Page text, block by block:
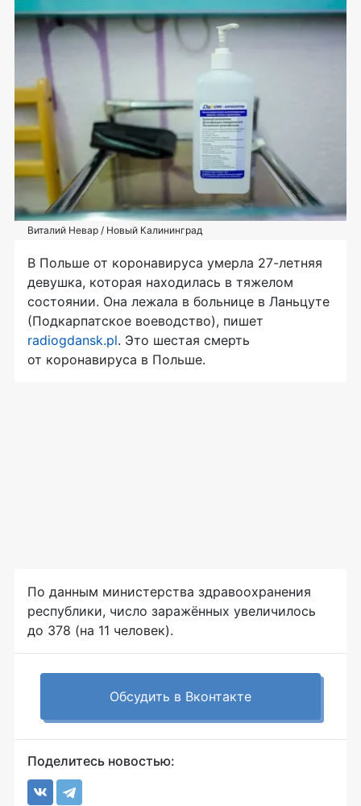
Виталий Невар / Новый Калининград
В Польше от коронавируса умерла 27-летняя
девушка, которая находилась в тяжелом
состоянии. Она лежала в больнице в Ланьцуте
(Подкарпатское воеводство), пишет
radiogdansk.pl. Это шестая смерть
от коронавируса в Польше.
По данным министерства здравоохранения
республики, число заражённых увеличилось
до 378 (на 11 человек).
Обсудить в Вконтакте
Поделитесь новостью: